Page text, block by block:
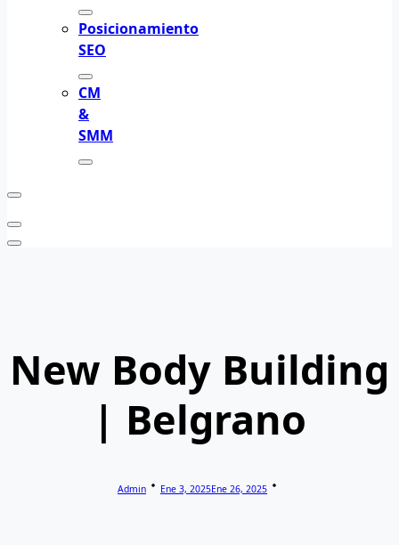
Posicionamiento
SEO
CM
&
SMM
New Body Building
| Belgrano
Admin Ene 3, 2025Ene 26, 2025